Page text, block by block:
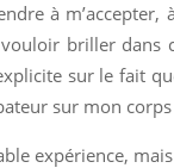
à
briller dans
sur le fait
sur mon
expérience,